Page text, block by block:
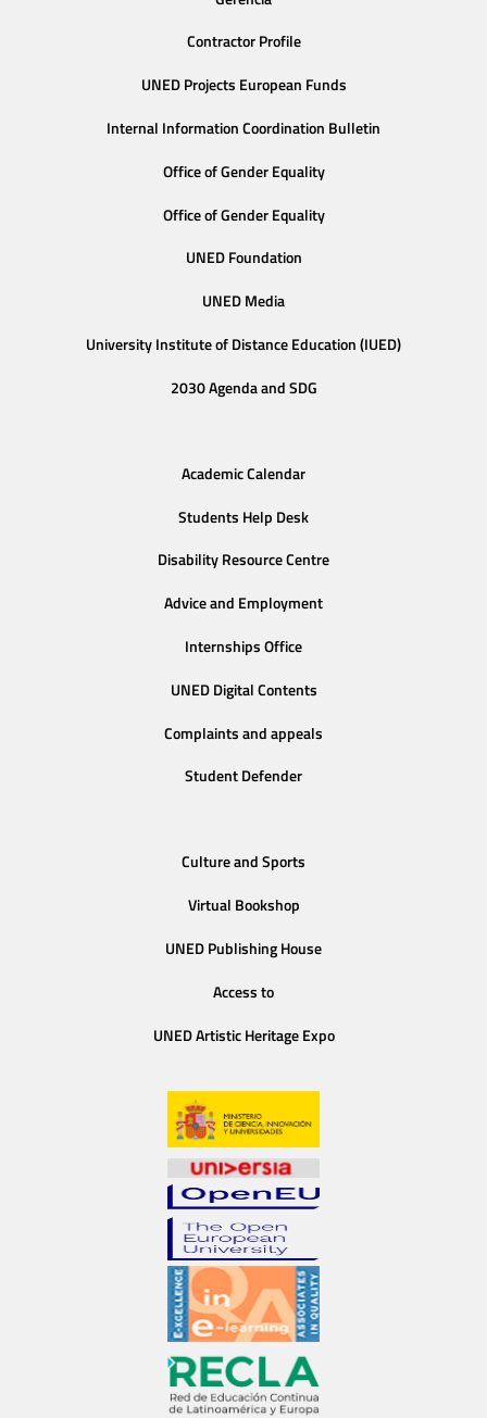
Contractor Profile
UNED Projects European Funds
Internal Information Coordination Bulletin
Office of Gender Equality
Office of Gender Equality
UNED Foundation
UNED Media
University Institute of Distance Education (IUED)
2030 Agenda and SDG
Academic Calendar
Students Help Desk
Disability Resource Centre
Advice and Employment
Internships Office
UNED Digital Contents
Complaints and appeals
Student Defender
Culture and Sports
Virtual Bookshop
UNED Publishing House
Access to
UNED Artistic Heritage Expo